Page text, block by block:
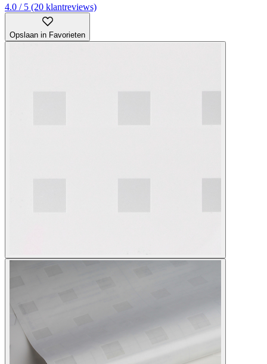
4.0 / 5 (20 klantreviews)
Opslaan in Favorieten